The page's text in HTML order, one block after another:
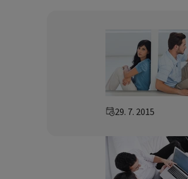
29. 7. 2015